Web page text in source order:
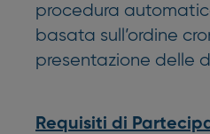
procedura
basata sull’ordine
presentazione delle
Requisiti di